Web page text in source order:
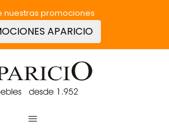
nuestras promociones
APARICIO